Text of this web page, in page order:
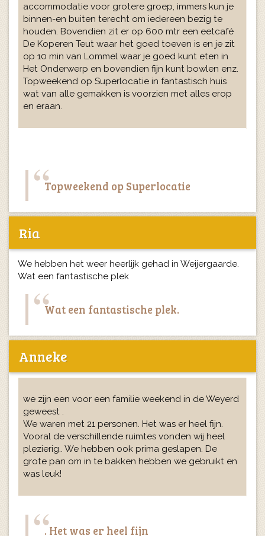
accommodatie voor grotere groep, immers kun je
binnen-en buiten terecht om iedereen bezig te
houden. Bovendien zit er op 600 mtr een eetcafé
De Koperen Teut waar het goed toeven is en je zit
op 10 min van Lommel waar je goed kunt eten in
Het Onderwerp en bovendien fijn kunt bowlen enz.
Topweekend op Superlocatie in fantastisch huis
wat van alle gemakken is voorzien met alles erop
en eraan.
Topweekend op Superlocatie
Ria
We hebben het weer heerlijk gehad in Weijergaarde.
Wat een fantastische plek
Wat een fantastische plek.
Anneke
we zijn een voor een familie weekend in de Weyerd
geweest .
We waren met 21 personen. Het was er heel fijn.
Vooral de verschillende ruimtes vonden wij heel
plezierig.. We hebben ook prima geslapen. De
grote pan om in te bakken hebben we gebruikt en
was leuk!
. Het was er heel fijn